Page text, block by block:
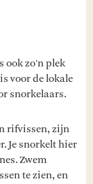
ook zo'n plek
voor de lokale
snorkelaars.
rifvissen, zijn
Je snorkelt hier
Zwem
te zien, en